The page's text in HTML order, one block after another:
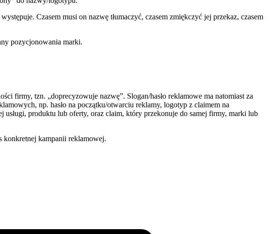
Czasem musi on nazwę tłumaczyć, czasem zmiękczyć jej przekaz, czasem
pozycjonowania marki.
firmy, tzn. „doprecyzowuje nazwę”. Slogan/hasło reklamowe ma natomiast za
np. hasło na początku/otwarciu reklamy, logotyp z claimem na
produktu lub oferty, oraz claim, który przekonuje do samej firmy, marki lub
konkretnej kampanii reklamowej.